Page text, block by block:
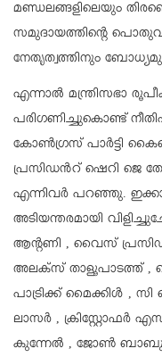
മണ്ഡലങ്ങളിലെയും
സമുദായത്തിന്റെ
നേതൃത്വത്തിനും
എന്നാൽ മന്ത്രിസഭാ
പരിഗണിച്ചുകൊണ്ട്
കോൺഗ്രസ് പാർട്ടി
പ്രസിഡൻറ് ഷെറി ജെ
എന്നിവർ പറഞ്ഞു.
അടിയന്തരമായി
ആന്റണി , വൈസ്
അലക്സ്‌ താളൂപാടത്ത് ,
പാട്രിക്ക് മൈക്കിൾ ,
ലാസർ , ക്രിസ്റ്റോഫർ
കുന്നേൽ , ജോൺ ബാബു